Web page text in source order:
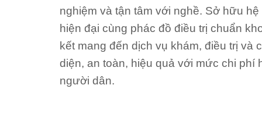
nghiệm và tận tâm với nghề. Sở hữu
hiện đại cùng phác đồ điều trị chuẩn
kết mang đến dịch vụ khám, điều trị và
diện, an toàn, hiệu quả với mức chi phí
người dân.